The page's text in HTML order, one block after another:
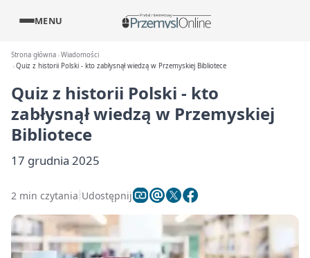
MENU
Strona główna Wiadomości
Quiz z historii Polski - kto zabłysnął wiedzą w Przemyskiej Bibliotece
Quiz z historii Polski - kto
zabłysnął wiedzą w Przemyskiej
Bibliotece
17 grudnia 2025
2 min czytania Udostępnij